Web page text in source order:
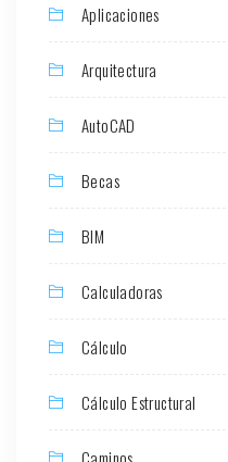
Aplicaciones
Arquitectura
AutoCAD
Becas
BIM
Calculadoras
Cálculo
Cálculo Estructural